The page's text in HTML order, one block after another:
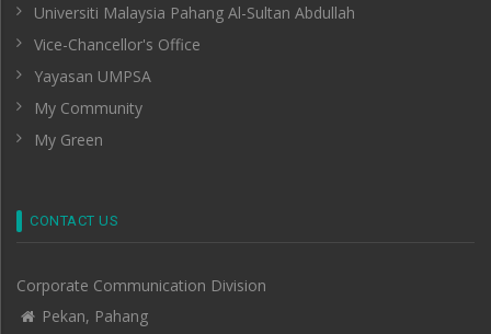
Universiti Malaysia Pahang Al-Sultan Abdullah
Vice-Chancellor's Office
Yayasan UMPSA
My Community
My Green
CONTACT US
Corporate Communication Division
Pekan, Pahang